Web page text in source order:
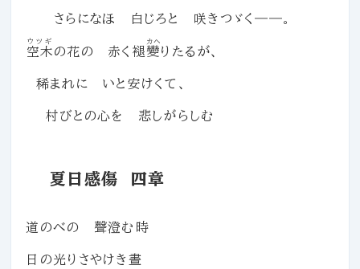
さらになほ 白じろと 咲きつゞく――。
空木
ウツギ
の花の 赤く褪變
カヘ
りたるが、
稀まれに いと安けくて、
村びとの心を 悲しがらしむ
夏日感傷 四章
道のべの 聲澄む時
日の光りさやけき晝